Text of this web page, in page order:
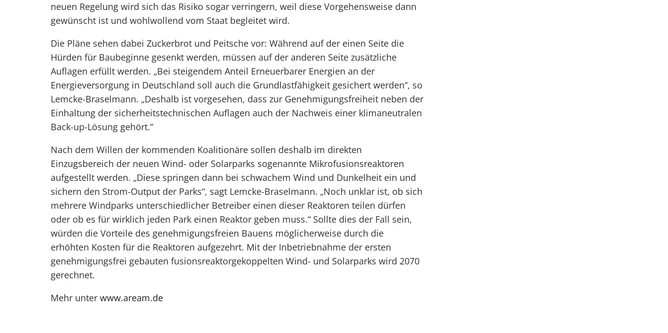
neuen Regelung wird sich das Risiko sogar verringern, weil diese Vorgehensweise dann
gewünscht ist und wohlwollend vom Staat begleitet wird.
Die Pläne sehen dabei Zuckerbrot und Peitsche vor: Während auf der einen Seite die
Hürden für Baubeginne gesenkt werden, müssen auf der anderen Seite zusätzliche
Auflagen erfüllt werden. „Bei steigendem Anteil Erneuerbarer Energien an der
Energieversorgung in Deutschland soll auch die Grundlastfähigkeit gesichert werden“, so
Lemcke-Braselmann. „Deshalb ist vorgesehen, dass zur Genehmigungsfreiheit neben der
Einhaltung der sicherheitstechnischen Auflagen auch der Nachweis einer klimaneutralen
Back-up-Lösung gehört.“
Nach dem Willen der kommenden Koalitionäre sollen deshalb im direkten
Einzugsbereich der neuen Wind- oder Solarparks sogenannte Mikrofusionsreaktoren
aufgestellt werden. „Diese springen dann bei schwachem Wind und Dunkelheit ein und
sichern den Strom-Output der Parks“, sagt Lemcke-Braselmann. „Noch unklar ist, ob sich
mehrere Windparks unterschiedlicher Betreiber einen dieser Reaktoren teilen dürfen
oder ob es für wirklich jeden Park einen Reaktor geben muss.“ Sollte dies der Fall sein,
würden die Vorteile des genehmigungsfreien Bauens möglicherweise durch die
erhöhten Kosten für die Reaktoren aufgezehrt. Mit der Inbetriebnahme der ersten
genehmigungsfrei gebauten fusionsreaktorgekoppelten Wind- und Solarparks wird 2070
gerechnet.
Mehr unter www.aream.de